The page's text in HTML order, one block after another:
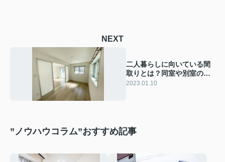
NEXT
二人暮らしに向いている間
取りとは？同室や別室のメ
リットと注意点をご紹介
2023.01.10
”ノウハウコラム”おすすめ記事